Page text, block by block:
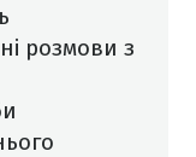
розмови з